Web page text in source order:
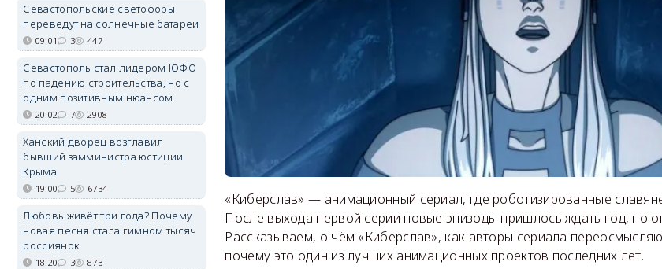
«Киберслав» — анимационный сериал, где роботизированные
После выхода первой серии новые эпизоды пришлось ждать год, но
Рассказываем, о чём «Киберслав», как авторы сериала
почему это один из лучших анимационных проектов последних лет.
Севастопольские светофоры
переведут на солнечные батареи
09:01 3 447
Севастополь стал лидером ЮФО
по падению строительства, но с
одним позитивным нюансом
20:02 7 2908
Ханский дворец возглавил
бывший замминистра юстиции
Крыма
19:00 5 6734
Любовь живёт три года? Почему
новая песня стала гимном тысяч
россиянок
18:20 3 873